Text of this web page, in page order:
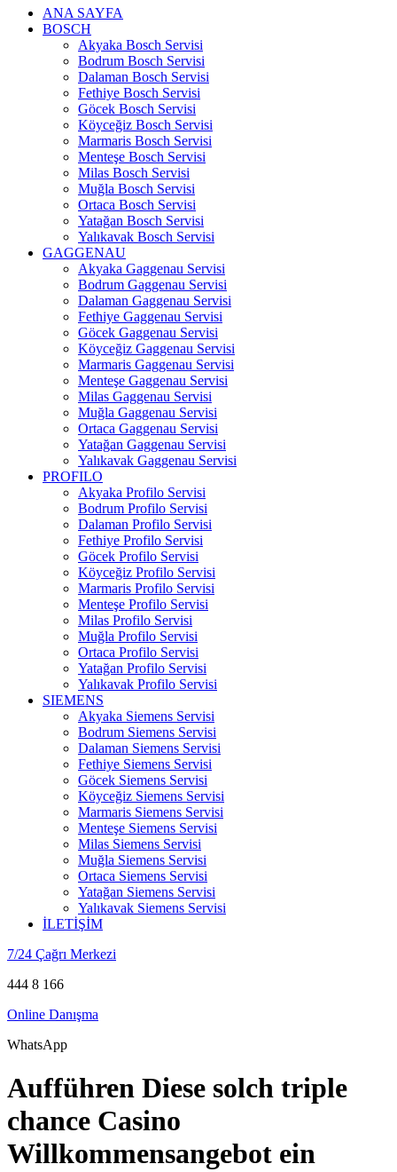
ANA SAYFA
BOSCH
Akyaka Bosch Servisi
Bodrum Bosch Servisi
Dalaman Bosch Servisi
Fethiye Bosch Servisi
Göcek Bosch Servisi
Köyceğiz Bosch Servisi
Marmaris Bosch Servisi
Menteşe Bosch Servisi
Milas Bosch Servisi
Muğla Bosch Servisi
Ortaca Bosch Servisi
Yatağan Bosch Servisi
Yalıkavak Bosch Servisi
GAGGENAU
Akyaka Gaggenau Servisi
Bodrum Gaggenau Servisi
Dalaman Gaggenau Servisi
Fethiye Gaggenau Servisi
Göcek Gaggenau Servisi
Köyceğiz Gaggenau Servisi
Marmaris Gaggenau Servisi
Menteşe Gaggenau Servisi
Milas Gaggenau Servisi
Muğla Gaggenau Servisi
Ortaca Gaggenau Servisi
Yatağan Gaggenau Servisi
Yalıkavak Gaggenau Servisi
PROFILO
Akyaka Profilo Servisi
Bodrum Profilo Servisi
Dalaman Profilo Servisi
Fethiye Profilo Servisi
Göcek Profilo Servisi
Köyceğiz Profilo Servisi
Marmaris Profilo Servisi
Menteşe Profilo Servisi
Milas Profilo Servisi
Muğla Profilo Servisi
Ortaca Profilo Servisi
Yatağan Profilo Servisi
Yalıkavak Profilo Servisi
SIEMENS
Akyaka Siemens Servisi
Bodrum Siemens Servisi
Dalaman Siemens Servisi
Fethiye Siemens Servisi
Göcek Siemens Servisi
Köyceğiz Siemens Servisi
Marmaris Siemens Servisi
Menteşe Siemens Servisi
Milas Siemens Servisi
Muğla Siemens Servisi
Ortaca Siemens Servisi
Yatağan Siemens Servisi
Yalıkavak Siemens Servisi
İLETİŞİM
7/24 Çağrı Merkezi
444 8 166
Online Danışma
WhatsApp
Aufführen Diese solch triple
chance Casino
Willkommensangebot ein